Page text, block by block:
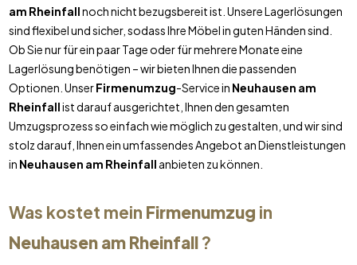
am Rheinfallnoch nicht bezugsbereit ist. Unsere Lagerlösungen
sind flexibel und sicher, sodass Ihre Möbel in guten Händen sind.
Ob Sie nur für ein paar Tage oder für mehrere Monate eine
Lagerlösung benötigen – wir bieten Ihnen die passenden
Optionen. UnserFirmenumzug-Service in Neuhausen am
Rheinfallist darauf ausgerichtet, Ihnen den gesamten
Umzugsprozess so einfach wie möglich zu gestalten, und wir sind
stolz darauf, Ihnen ein umfassendes Angebot an Dienstleistungen
in Neuhausen am Rheinfall anbieten zu können.
Was kostet mein Firmenumzug in
Neuhausen am Rheinfall?